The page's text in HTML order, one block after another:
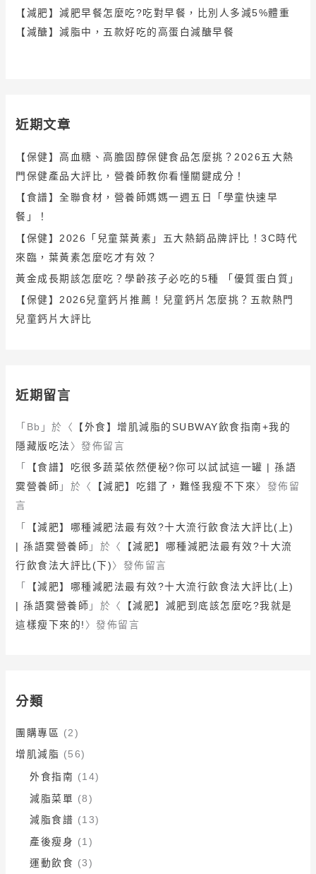
【減肥】減肥早餐怎麼吃?吃對早餐，比別人多減5%體重
【減醣】減脂中，五款好吃的高蛋白減醣早餐
近期文章
【保健】高血糖、高膽固醇保健食品怎麼挑？2026五大熱
門保健產品大評比，營養師教你看懂關鍵成分！
【食譜】全聯食材，營養師媽媽一週五日「學童快速早
餐」！
【保健】2026「兒童葉黃素」五大熱銷品牌評比！3C時代
來臨，葉黃素怎麼吃才有效？
黃金成長期該怎麼吃？學齡孩子必吃的5種 「優質蛋白質」
【保健】2026兒童鈣片推薦！兒童鈣片怎麼挑？五款熱門
兒童鈣片大評比
近期留言
「 Bb 」於〈
【外食】增肌減脂的SUBWAY飲食指南+我的
隱藏版吃法 〉發佈留言
「
【食譜】吃很多蔬菜依然便秘?你可以試試這一罐 | 孫語
霙營養師 」於〈 【減肥】吃錯了，難怪我瘦不下來〉發佈留
言
「
【減肥】哪種減肥法最有效?十大流行飲食法大評比(上)
| 孫語霙營養師 」於〈
【減肥】哪種減肥法最有效?十大流
行飲食法大評比(下)〉發佈留言
「
【減肥】哪種減肥法最有效?十大流行飲食法大評比(上)
| 孫語霙營養師 」於〈
【減肥】減肥到底該怎麼吃?我就是
這樣瘦下來的! 〉發佈留言
分類
團購專區 (2)
增肌減脂 (56)
外食指南 (14)
減脂菜單 (8)
減脂食譜 (13)
產後瘦身 (1)
運動飲食 (3)